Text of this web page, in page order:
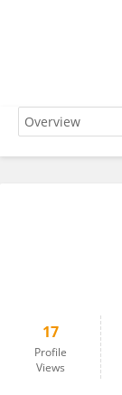
17
Profile
Views